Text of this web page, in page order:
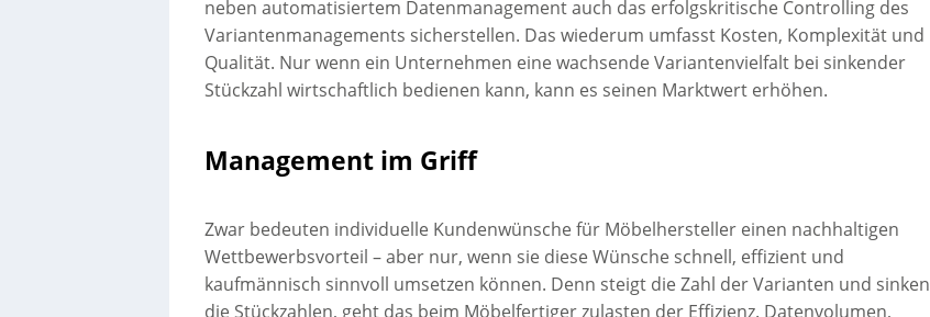
neben automatisiertem Datenmanagement auch das erfolgskritische Controlling des
Variantenmanagements sicherstellen. Das wiederum umfasst Kosten, Komplexität und
Qualität. Nur wenn ein Unternehmen eine wachsende Variantenvielfalt bei sinkender
Stückzahl wirtschaftlich bedienen kann, kann es seinen Marktwert erhöhen.
Management im Griff
Zwar bedeuten individuelle Kundenwünsche für Möbelhersteller einen nachhaltigen
Wettbewerbsvorteil – aber nur, wenn sie diese Wünsche schnell, effizient und
kaufmännisch sinnvoll umsetzen können. Denn steigt die Zahl der Varianten und sinken
die Stückzahlen, geht das beim Möbelfertiger zulasten der Effizienz. Datenvolumen,